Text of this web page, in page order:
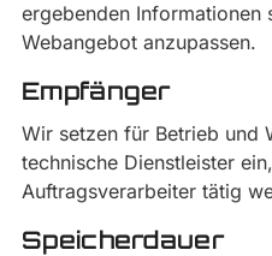
ergebenden Informationen
Webangebot anzupassen.
Empfänger
Wir setzen für Betrieb und
technische Dienstleister
Auftragsverarbeiter tätig
Speicherdauer